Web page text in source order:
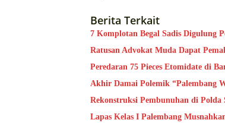
Berita Terkait
7 Komplotan Begal Sadis Digulung
Ratusan Advokat Muda Dapat
Peredaran 75 Pieces Etomidate di
Akhir Damai Polemik “Palembang
Rekonstruksi Pembunuhan di Polda
Lapas Kelas I Palembang